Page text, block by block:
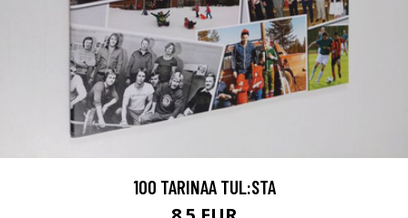
100 TARINAA TUL:STA